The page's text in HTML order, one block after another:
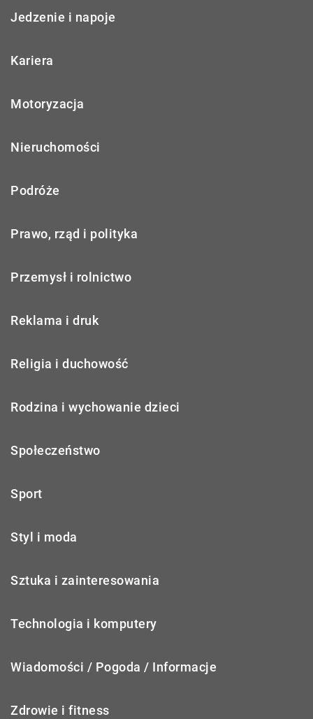
Jedzenie i napoje
Kariera
Motoryzacja
Nieruchomości
Podróże
Prawo, rząd i polityka
Przemysł i rolnictwo
Reklama i druk
Religia i duchowość
Rodzina i wychowanie dzieci
Społeczeństwo
Sport
Styl i moda
Sztuka i zainteresowania
Technologia i komputery
Wiadomości / Pogoda / Informacje
Zdrowie i fitness